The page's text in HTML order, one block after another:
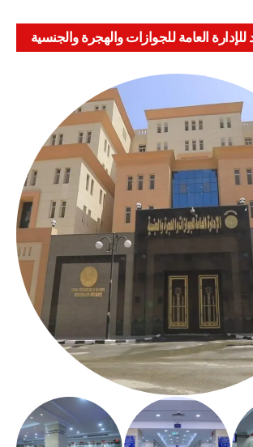
العامة للجوازات والهجرة والجنسية